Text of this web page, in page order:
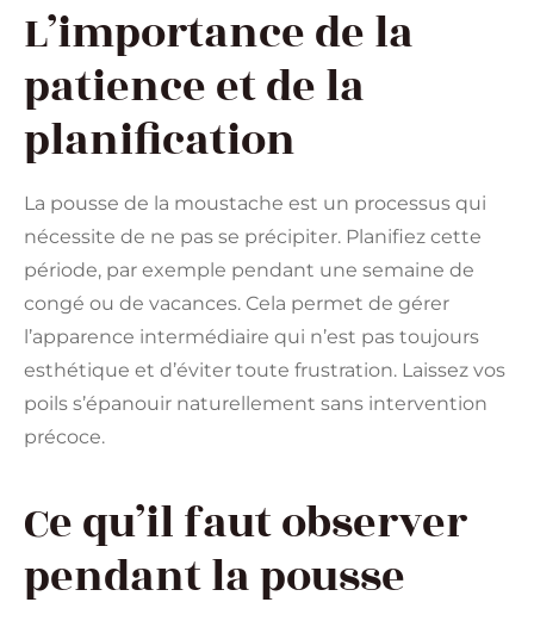
L’importance de la
patience et de la
planification
La pousse de la moustache est un processus qui
nécessite de ne pas se précipiter. Planifiez cette
période, par exemple pendant une semaine de
congé ou de vacances. Cela permet de gérer
l’apparence intermédiaire qui n’est pas toujours
esthétique et d’éviter toute frustration. Laissez vos
poils s’épanouir naturellement sans intervention
précoce.
Ce qu’il faut observer
pendant la pousse